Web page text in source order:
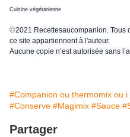
Cuisine végétarienne
©2021 Recettesaucompanion. Tous
ce site appartiennent à l'auteur.
Aucune copie n’est autorisée sans
#Companion ou thermomix ou
#Conserve #Magimix #Sauce
Partager